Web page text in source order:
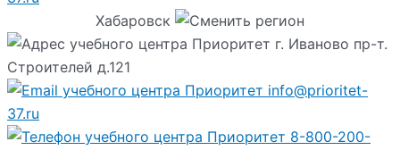
Хабаровск
г. Иваново пр-т.
Строителей д.121
info@prioritet-
37.ru
8-800-200-